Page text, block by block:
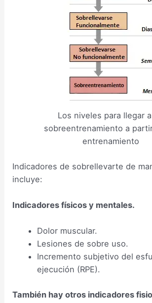
Los niveles para llegar
sobreentrenamiento a
entrenamiento
Indicadores de sobrellevarte de
incluye:
Indicadores físicos y mentales.
Dolor muscular.
Lesiones de sobre uso.
Incremento subjetivo del
ejecución (RPE).
También hay otros indicadores